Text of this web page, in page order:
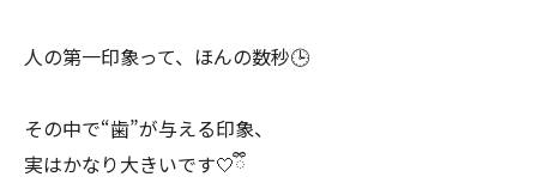
人の第一印象って、ほんの数秒🕒
その中で“歯”が与える印象、
実はかなり大きいです🤍ྀི